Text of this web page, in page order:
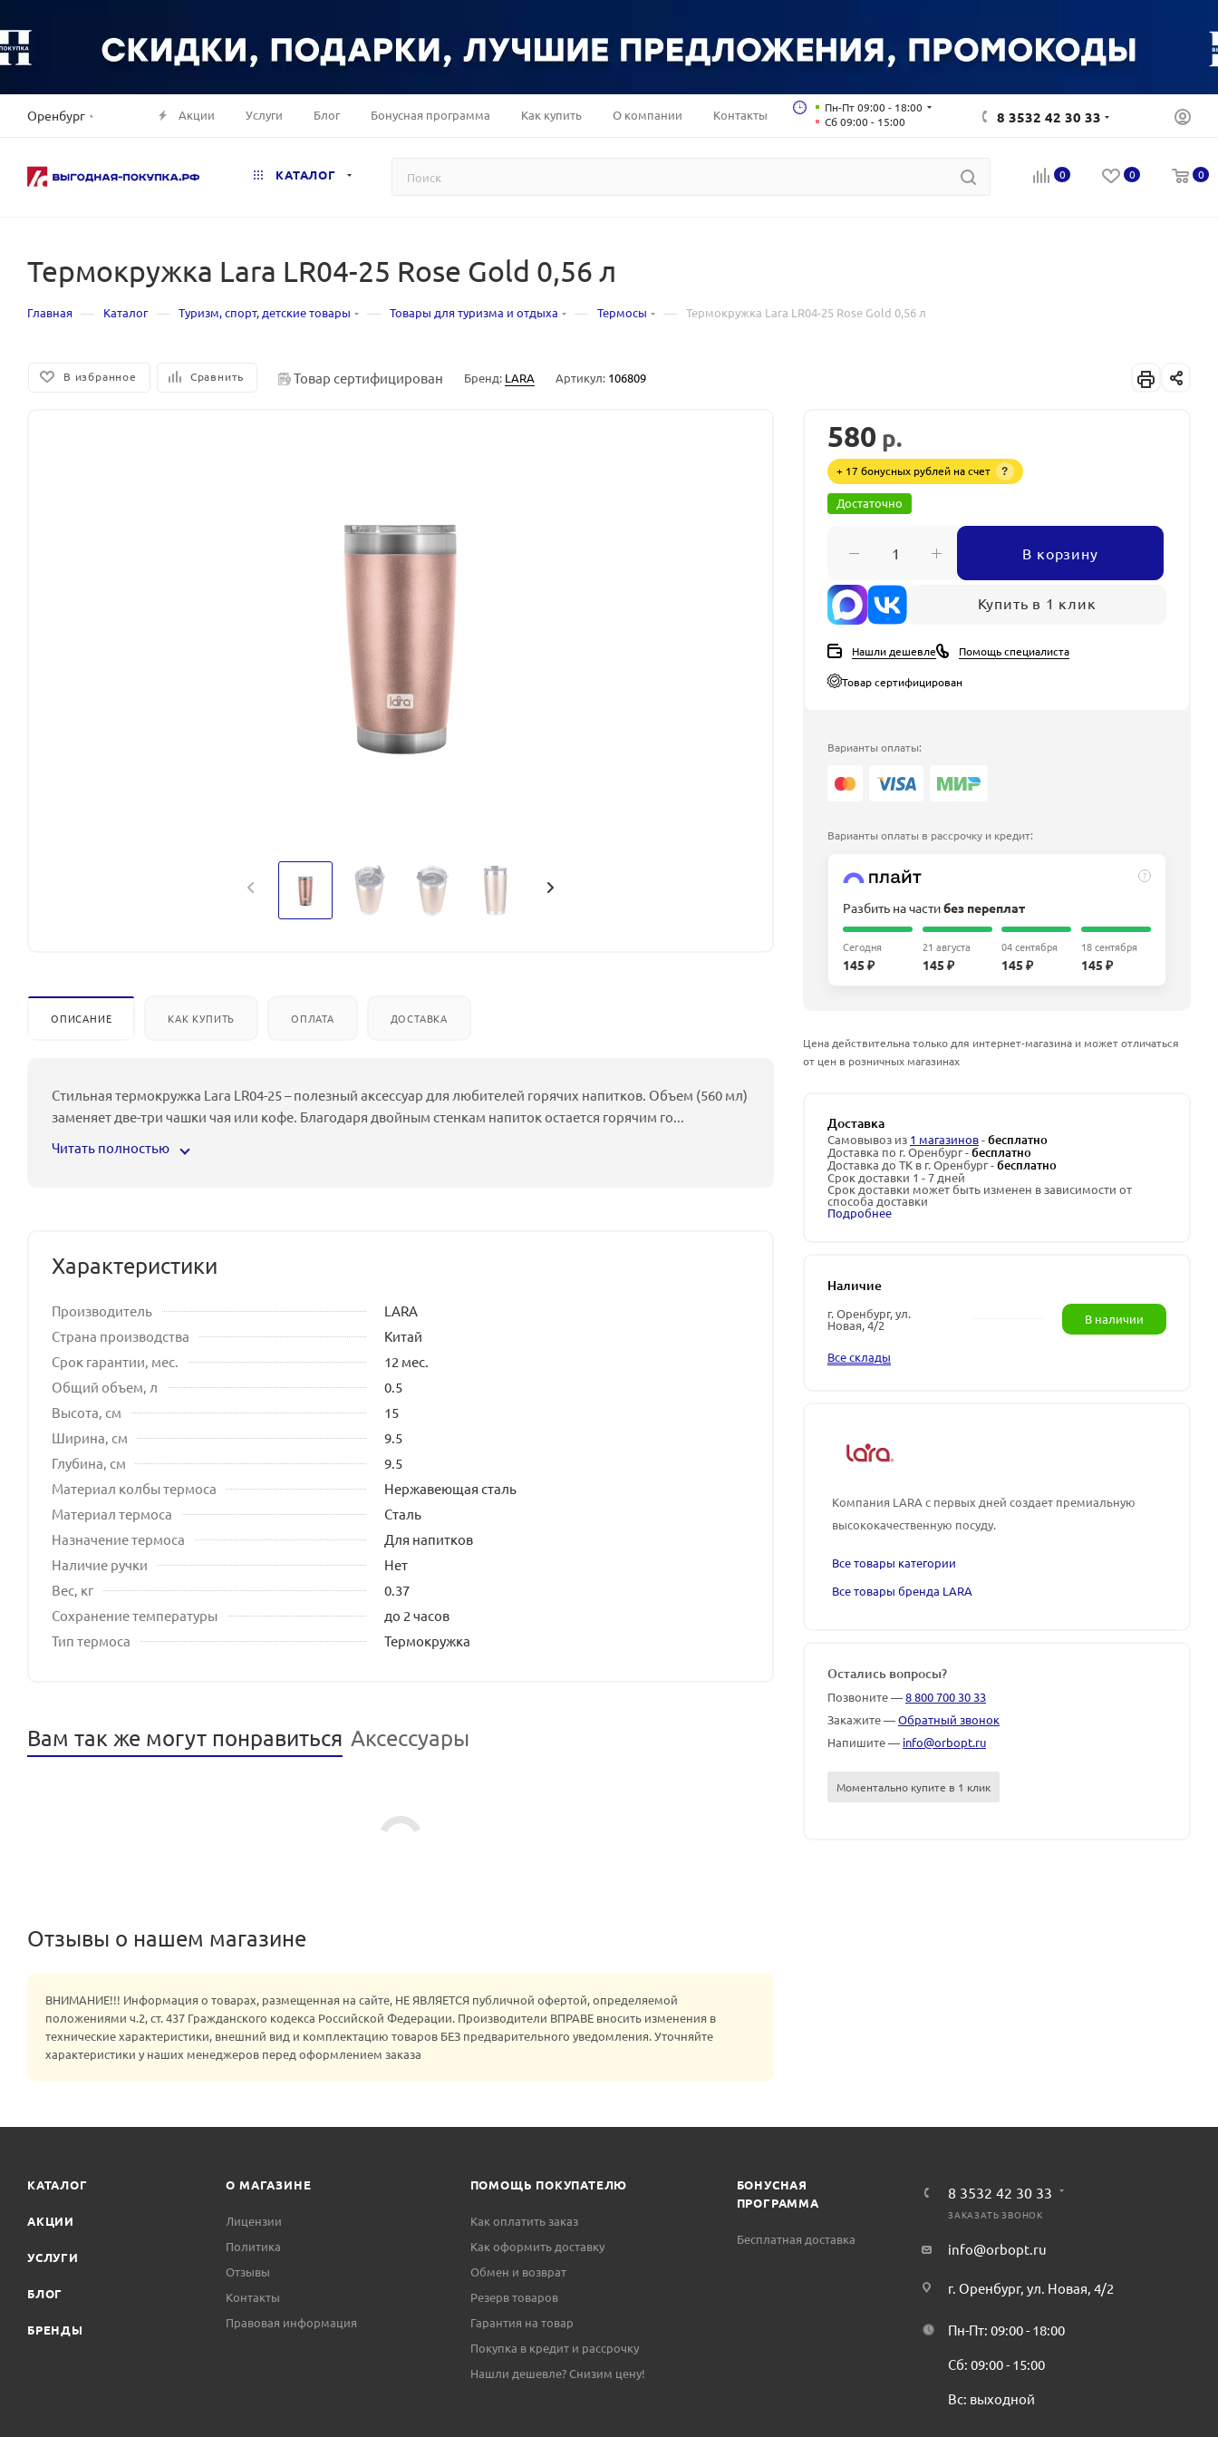
Оренбург Акции Услуги Блог Бонусная программа Как купить О компании Контакты
Пн-Пт 09:00 - 18:00
Сб 09:00 - 15:00
8 3532 42 30 33
КАТАЛОГ 0 0 0
Термокружка Lara LR04-25 Rose Gold 0,56 л
Главная — Каталог — Туризм, спорт, детские товары — Товары для туризма и отдыха — Термосы — Термокружка Lara LR04-25 Rose Gold 0,56 л
В избранное Сравнить Товар сертифицирован Бренд: LARA Артикул: 106809
ОПИСАНИЕ КАК КУПИТЬ ОПЛАТА ДОСТАВКА
Стильная термокружка Lara LR04-25 – полезный аксессуар для любителей горячих напитков. Объем (560 мл)
заменяет две-три чашки чая или кофе. Благодаря двойным стенкам напиток остается горячим го...
Читать полностью
Характеристики
Производитель
LARA
Страна производства
Китай
Срок гарантии, мес.
12 мес.
Общий объем, л
0.5
Высота, см
15
Ширина, см
9.5
Глубина, см
9.5
Материал колбы термоса
Нержавеющая сталь
Материал термоса
Сталь
Назначение термоса
Для напитков
Наличие ручки
Нет
Вес, кг
0.37
Сохранение температуры
до 2 часов
Тип термоса
Термокружка
Вам так же могут понравиться Аксессуары
Отзывы о нашем магазине
ВНИМАНИЕ!!! Информация о товарах, размещенная на сайте, НЕ ЯВЛЯЕТСЯ публичной офертой, определяемой
положениями ч.2, ст. 437 Гражданского кодекса Российской Федерации. Производители ВПРАВЕ вносить изменения в
технические характеристики, внешний вид и комплектацию товаров БЕЗ предварительного уведомления. Уточняйте
характеристики у наших менеджеров перед оформлением заказа
580 р.
+ 17 бонусных рублей на счет ?
Достаточно
В корзину
Купить в 1 клик
Нашли дешевле Помощь специалиста
Товар сертифицирован
Варианты оплаты:
Варианты оплаты в рассрочку и кредит:
?
Разбить на частибез переплат
Сегодня
145 ₽
21 августа
145 ₽
04 сентября
145 ₽
18 сентября
145 ₽
Цена действительна только для интернет-магазина и может отличаться
от цен в розничных магазинах
Доставка
Самовывоз из 1 магазинов-бесплатно
Доставка по г. Оренбург -бесплатно
Доставка до ТК в г. Оренбург -бесплатно
Срок доставки 1 - 7 дней
Срок доставки может быть изменен в зависимости от
способа доставки
Подробнее
Наличие
г. Оренбург, ул.
Новая, 4/2 В наличии
Все склады
Компания LARA с первых дней создает премиальную
высококачественную посуду.
Все товары категории
Все товары бренда LARA
Остались вопросы?
Позвоните —8 800 700 30 33
Закажите —Обратный звонок
Напишите — info@orbopt.ru
Моментально купите в 1 клик
КАТАЛОГ
АКЦИИ
УСЛУГИ
БЛОГ
БРЕНДЫ
О МАГАЗИНЕ
Лицензии
Политика
Отзывы
Контакты
Правовая информация
ПОМОЩЬ ПОКУПАТЕЛЮ
Как оплатить заказ
Как оформить доставку
Обмен и возврат
Резерв товаров
Гарантия на товар
Покупка в кредит и рассрочку
Нашли дешевле? Снизим цену!
БОНУСНАЯ
ПРОГРАММА
Бесплатная доставка
8 3532 42 30 33
ЗАКАЗАТЬ ЗВОНОК
info@orbopt.ru
г. Оренбург, ул. Новая, 4/2
Пн-Пт: 09:00 - 18:00
Сб: 09:00 - 15:00
Вс: выходной